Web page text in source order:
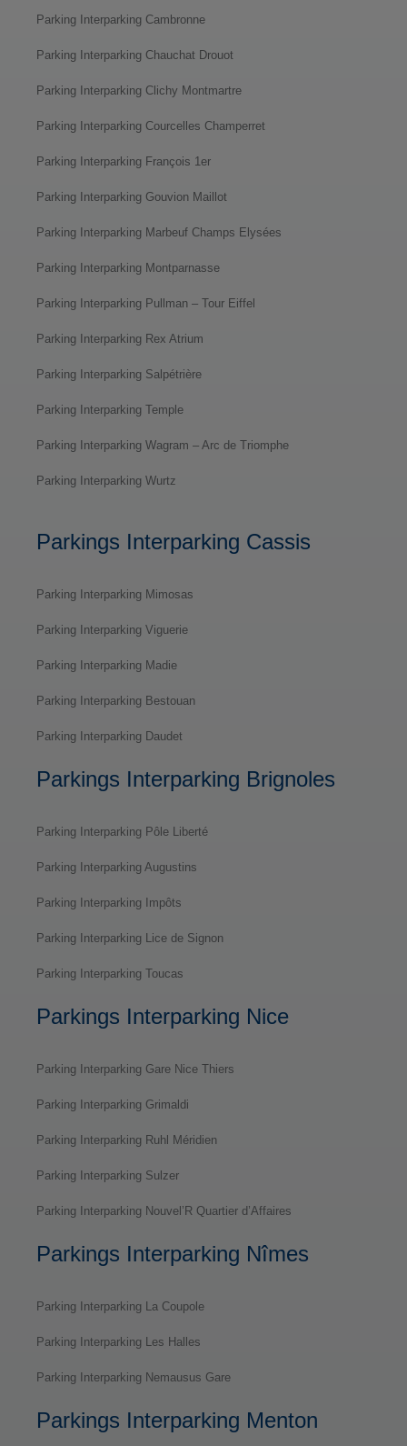
Parking Interparking Cambronne
Parking Interparking Chauchat Drouot
Parking Interparking Clichy Montmartre
Parking Interparking Courcelles Champerret
Parking Interparking François 1er
Parking Interparking Gouvion Maillot
Parking Interparking Marbeuf Champs Elysées
Parking Interparking Montparnasse
Parking Interparking Pullman – Tour Eiffel
Parking Interparking Rex Atrium
Parking Interparking Salpétrière
Parking Interparking Temple
Parking Interparking Wagram – Arc de Triomphe
Parking Interparking Wurtz
Parkings Interparking Cassis
Parking Interparking Mimosas
Parking Interparking Viguerie
Parking Interparking Madie
Parking Interparking Bestouan
Parking Interparking Daudet
Parkings Interparking Brignoles
Parking Interparking Pôle Liberté
Parking Interparking Augustins
Parking Interparking Impôts
Parking Interparking Lice de Signon
Parking Interparking Toucas
Parkings Interparking Nice
Parking Interparking Gare Nice Thiers
Parking Interparking Grimaldi
Parking Interparking Ruhl Méridien
Parking Interparking Sulzer
Parking Interparking Nouvel’R Quartier d’Affaires
Parkings Interparking Nîmes
Parking Interparking La Coupole
Parking Interparking Les Halles
Parking Interparking Nemausus Gare
Parkings Interparking Menton